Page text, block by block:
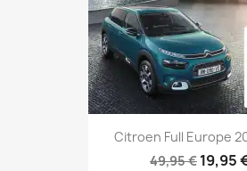
Citroen Full Europe
49,95 € 19,95